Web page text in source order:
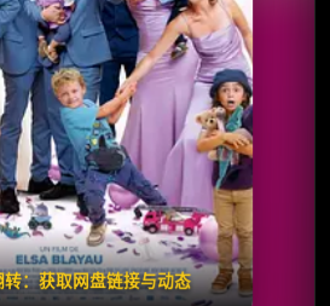
：获取网盘链接与动态
失效请反馈
🧧️